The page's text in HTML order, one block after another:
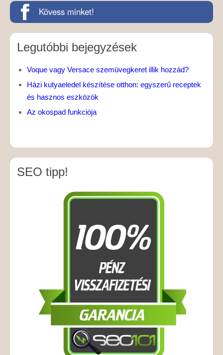
Kövess minket!
Legutóbbi bejegyzések
Voque vagy Versace szemüvegkeret illik hozzád?
Házi kutyaeledel készítése otthon: egyszerű receptek
és hasznos eszközök
Az okospad funkciója
SEO tipp!